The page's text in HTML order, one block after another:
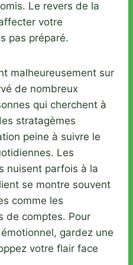
Le revers de la
votre
pas préparé.
malheureusement sur
de nombreux
qui cherchent à
stratagèmes
peine à suivre le
Les
nuisent parfois à la
se montre souvent
comme les
de comptes. Pour
gardez une
votre flair face